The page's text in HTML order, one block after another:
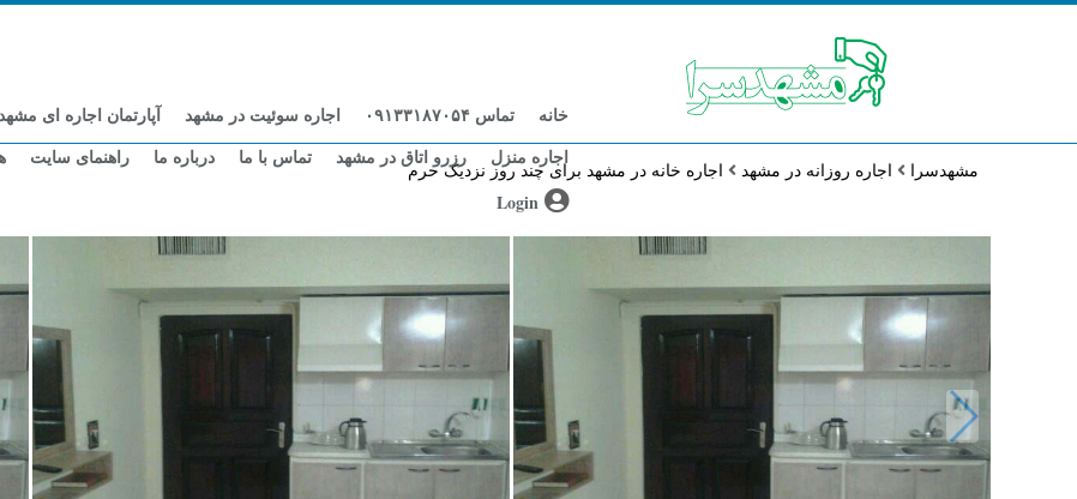
خانه تماس ۰۹۱۳۳۱۸۷۰۵۴ اجاره سوئیت در مشهد آپارتمان اجاره ای مشهد
اجاره منزل
رزرو اتاق در مشهد تماس با ما درباره ما راهنمای سایت
Login
مشهدسرا اجاره روزانه در مشهد اجاره خانه در مشهد برای چند روز نزدیک حرم